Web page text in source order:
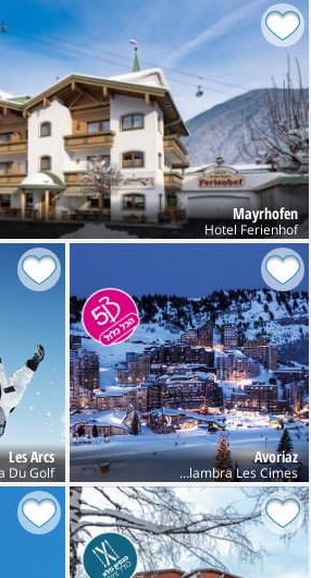
Mayrhofen
Hotel Ferienhof
Avoriaz
Club Belambra Les Cimes
Les Arcs